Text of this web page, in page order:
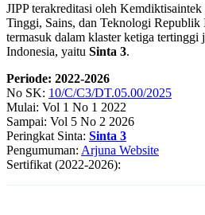
JIPP terakreditasi oleh
Tinggi, Sains, dan Teknologi Republik
termasuk dalam klaster ketiga tertinggi
Indonesia, yaitu Sinta 3.
Periode: 2022-2026
No SK: 10/C/C3/DT.05.00/2025
Mulai: Vol 1 No 1 2022
Sampai: Vol 5 No 2 2026
Peringkat Sinta: Sinta 3
Pengumuman: Arjuna Website
Sertifikat (2022-2026):